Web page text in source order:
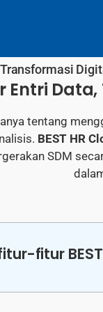
Transformasi
Entri
tentang
BEST HR
SDM
fitur BEST